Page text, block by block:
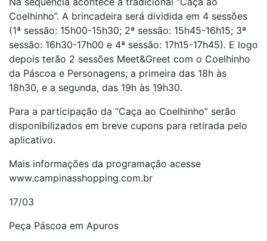
Coelhinho”. A brincadeira será dividida em 4 sessões
(1ª sessão: 15h00-15h30; 2ª sessão: 15h45-16h15; 3ª
sessão: 16h30-17h00 e 4ª sessão: 17h15-17h45). E logo
depois terão 2 sessões Meet&Greet com o Coelhinho
da Páscoa e Personagens; a primeira das 18h às
18h30, e a segunda, das 19h às 19h30.
Para a participação da “Caça ao Coelhinho” serão
disponibilizados em breve cupons para retirada pelo
aplicativo.
Mais informações da programação acesse
www.campinasshopping.com.br
17/03
Peça Páscoa em Apuros